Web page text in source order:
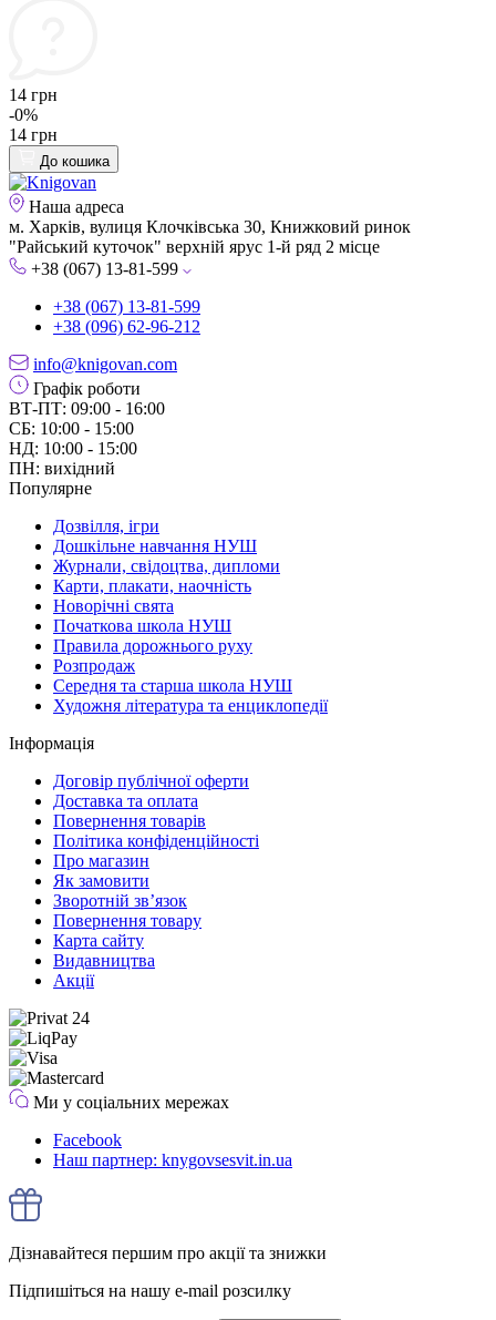
14 грн
-0%
14 грн
До кошика
Наша адреса
м. Харків, вулиця Клочківська 30, Книжковий ринок
"Райський куточок" верхній ярус 1-й ряд 2 місце
+38 (067) 13-81-599
+38 (067) 13-81-599
+38 (096) 62-96-212
info@knigovan.com
Графік роботи
ВТ-ПТ: 09:00 - 16:00
СБ: 10:00 - 15:00
НД: 10:00 - 15:00
ПН: вихідний
Популярне
Дозвілля, ігри
Дошкільне навчання НУШ
Журнали, свідоцтва, дипломи
Карти, плакати, наочність
Новорічні свята
Початкова школа НУШ
Правила дорожнього руху
Розпродаж
Середня та старша школа НУШ
Художня література та енциклопедії
Інформація
Договір публічної оферти
Доставка та оплата
Повернення товарів
Політика конфіденційності
Про магазин
Як замовити
Зворотній зв’язок
Повернення товару
Карта сайту
Видавництва
Акції
Ми у соціальних мережах
Facebook
Наш партнер: knygovsesvit.in.ua
Дізнавайтеся першим про акції та знижки
Підпишіться на нашу e-mail розсилку